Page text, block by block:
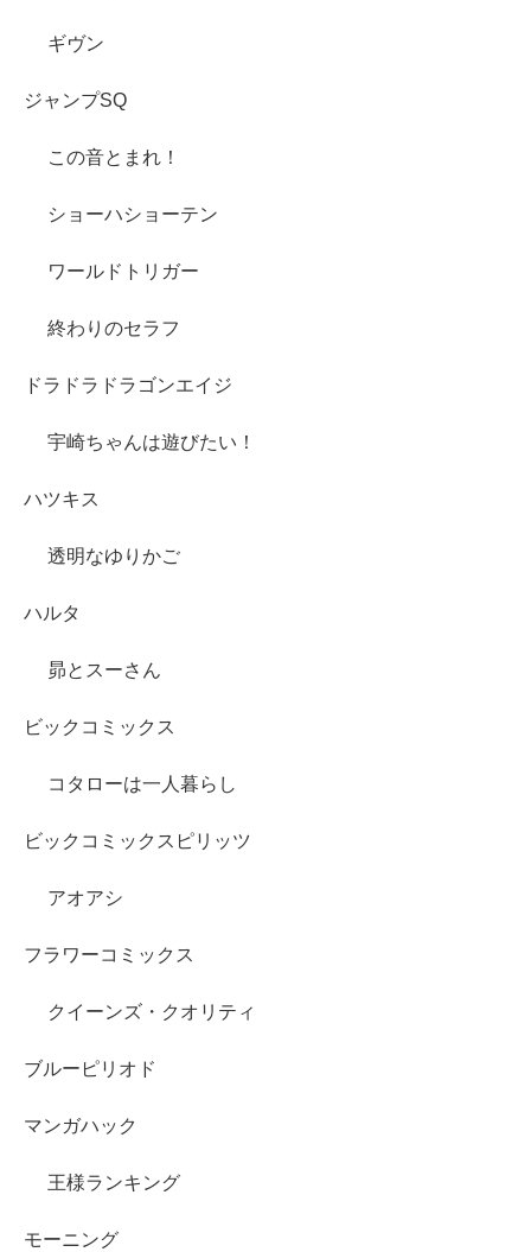
ギヴン
ジャンプSQ
この音とまれ！
ショーハショーテン
ワールドトリガー
終わりのセラフ
ドラドラドラゴンエイジ
宇崎ちゃんは遊びたい！
ハツキス
透明なゆりかご
ハルタ
昴とスーさん
ビックコミックス
コタローは一人暮らし
ビックコミックスピリッツ
アオアシ
フラワーコミックス
クイーンズ・クオリティ
ブルーピリオド
マンガハック
王様ランキング
モーニング